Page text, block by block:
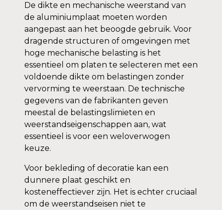
De dikte en mechanische weerstand van
de aluminiumplaat moeten worden
aangepast aan het beoogde gebruik. Voor
dragende structuren of omgevingen met
hoge mechanische belasting is het
essentieel om platen te selecteren met een
voldoende dikte om belastingen zonder
vervorming te weerstaan. De technische
gegevens van de fabrikanten geven
meestal de belastingslimieten en
weerstandseigenschappen aan, wat
essentieel is voor een weloverwogen
keuze.
Voor bekleding of decoratie kan een
dunnere plaat geschikt en
kosteneffectiever zijn. Het is echter cruciaal
om de weerstandseisen niet te